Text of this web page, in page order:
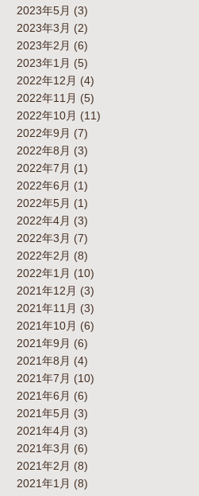
2023年5月 (3)
2023年3月 (2)
2023年2月 (6)
2023年1月 (5)
2022年12月 (4)
2022年11月 (5)
2022年10月 (11)
2022年9月 (7)
2022年8月 (3)
2022年7月 (1)
2022年6月 (1)
2022年5月 (1)
2022年4月 (3)
2022年3月 (7)
2022年2月 (8)
2022年1月 (10)
2021年12月 (3)
2021年11月 (3)
2021年10月 (6)
2021年9月 (6)
2021年8月 (4)
2021年7月 (10)
2021年6月 (6)
2021年5月 (3)
2021年4月 (3)
2021年3月 (6)
2021年2月 (8)
2021年1月 (8)